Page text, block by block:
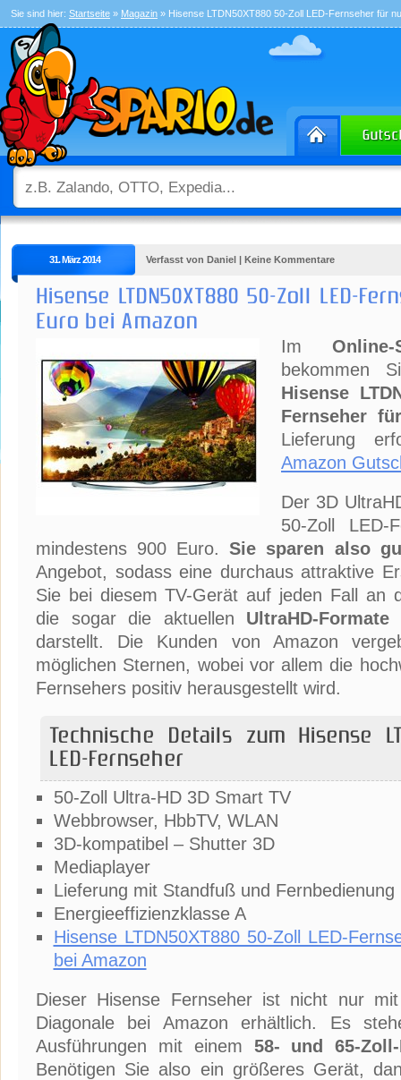
Sie sind hier: Startseite » Magazin » Hisense LTDN50XT880 50-Zoll LED-Fernseher für
31. März 2014 Verfasst von Daniel | Keine Kommentare
Hisense LTDN50XT880 50-Zoll LED-
Euro bei Amazon
Im
bekommen
Hisense
Fernseher
Lieferung
Amazon
Der 3D
50-Zoll LED-
mindestens 900 Euro.Sie sparen also
Angebot, sodass eine durchaus attraktive
Sie bei diesem TV-Gerät auf jeden Fall an
die sogar die aktuellen UltraHD-Formate
darstellt. Die Kunden von Amazon
möglichen Sternen, wobei vor allem die
Fernsehers positiv herausgestellt wird.
Technische Details zum Hisense
LED-Fernseher
50-Zoll Ultra-HD 3D Smart TV
Webbrowser, HbbTV, WLAN
3D-kompatibel – Shutter 3D
Mediaplayer
Lieferung mit Standfuß und Fernbedienung
Energieeffizienzklasse A
Hisense LTDN50XT880 50-Zoll LED-
bei Amazon
Dieser Hisense Fernseher ist nicht nur
Diagonale bei Amazon erhältlich. Es
Ausführungen mit einem 58- und 65-
Benötigen Sie also ein größeres Gerät,